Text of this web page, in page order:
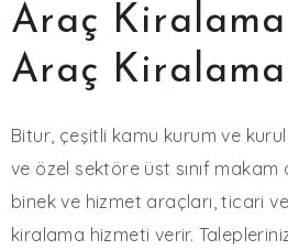
Araç
Araç Kiralama
Bitur, çeşitli kamu kurum ve
ve özel sektöre üst sınıf
binek ve hizmet araçları, ticari
kiralama hizmeti verir.